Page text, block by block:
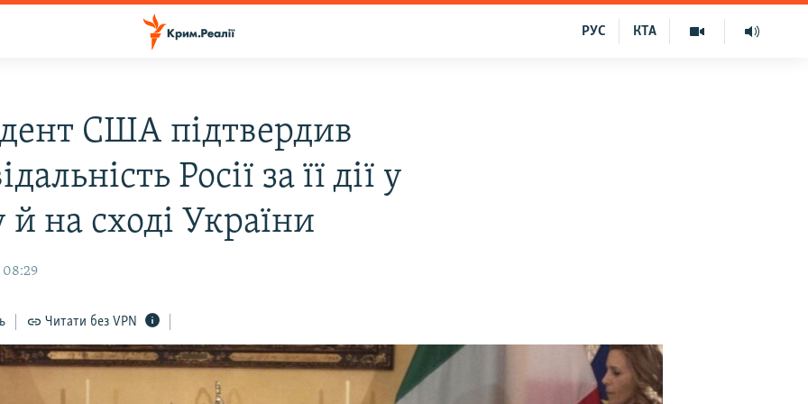
КТА
РУС
США підтвердив
Росії за її дії у
на сході України
08:29
Читати без VPN